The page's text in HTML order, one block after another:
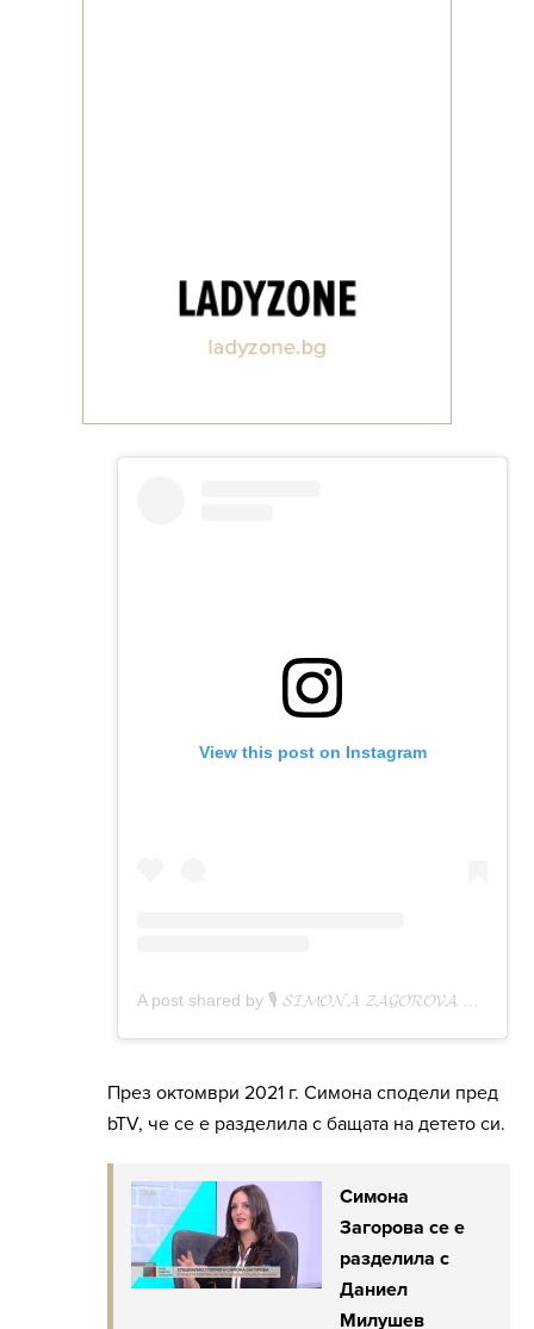
През октомври 2021 г. Симона сподели пред
bTV, че се е разделила с бащата на детето си.
Симона
Загорова се е
разделила с
Даниел
Милушев